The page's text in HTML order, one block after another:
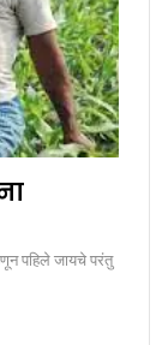
पहिले जायचे परंतु